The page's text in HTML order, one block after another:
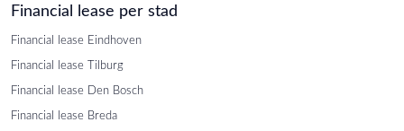
Financial lease per stad
Financial lease Eindhoven
Financial lease Tilburg
Financial lease Den Bosch
Financial lease Breda